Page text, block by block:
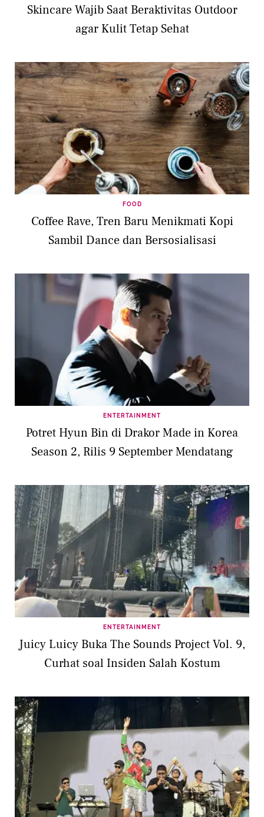
Skincare Wajib Saat Beraktivitas Outdoor
agar Kulit Tetap Sehat
FOOD
Coffee Rave, Tren Baru Menikmati Kopi
Sambil Dance dan Bersosialisasi
ENTERTAINMENT
Potret Hyun Bin di Drakor Made in Korea
Season 2, Rilis 9 September Mendatang
ENTERTAINMENT
Juicy Luicy Buka The Sounds Project Vol. 9,
Curhat soal Insiden Salah Kostum